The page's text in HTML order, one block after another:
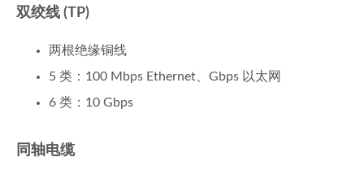
双绞线 (TP)
两根绝缘铜线
5 类：100 Mbps Ethernet、Gbps 以太网
6 类：10 Gbps
同轴电缆